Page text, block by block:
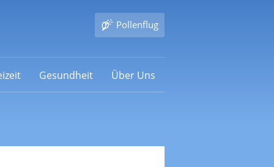
Pollenflug
Gesundheit Über Uns